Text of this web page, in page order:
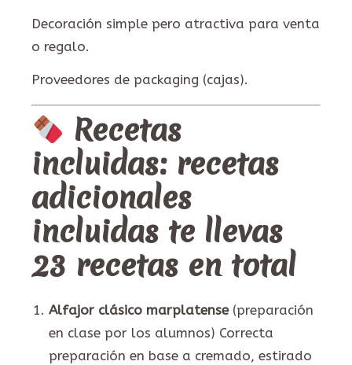
Decoración simple pero atractiva para venta
o regalo.
Proveedores de packaging (cajas).
Recetas
incluidas: recetas
adicionales
incluidas te llevas
23 recetas en total
Alfajor clásico marplatense(preparación
en clase por los alumnos) Correcta
preparación en base a cremado, estirado